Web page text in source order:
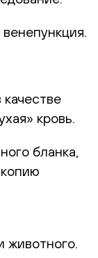
венепункция.
кровь.
бланка,
животного.